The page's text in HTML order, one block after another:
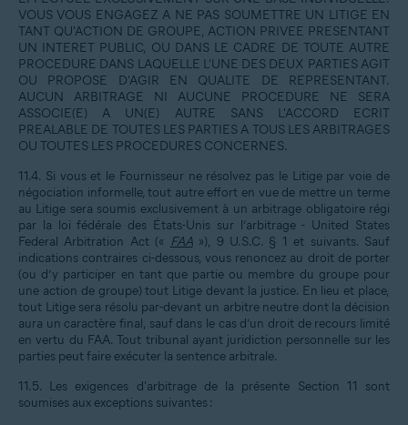
VOUS VOUS ENGAGEZ A NE PAS SOUMETTRE UN LITIGE EN
TANT QU'ACTION DE GROUPE, ACTION PRIVEE PRESENTANT
UN INTERET PUBLIC, OU DANS LE CADRE DE TOUTE AUTRE
PROCEDURE DANS LAQUELLE L'UNE DES DEUX PARTIES AGIT
OU PROPOSE D'AGIR EN QUALITE DE REPRESENTANT.
AUCUN ARBITRAGE NI AUCUNE PROCEDURE NE SERA
ASSOCIE(E) A UN(E) AUTRE SANS L'ACCORD ECRIT
PREALABLE DE TOUTES LES PARTIES A TOUS LES ARBITRAGES
OU TOUTES LES PROCEDURES CONCERNES.
11.4. Si vous et le Fournisseur ne résolvez pas le Litige par voie de
négociation informelle, tout autre effort en vue de mettre un terme
au Litige sera soumis exclusivement à un arbitrage obligatoire régi
par la loi fédérale des États-Unis sur l’arbitrage - United States
Federal Arbitration Act (« FAA»), 9 U.S.C. § 1 et suivants. Sauf
indications contraires ci-dessous, vous renoncez au droit de porter
(ou d’y participer en tant que partie ou membre du groupe pour
une action de groupe) tout Litige devant la justice. En lieu et place,
tout Litige sera résolu par-devant un arbitre neutre dont la décision
aura un caractère final, sauf dans le cas d’un droit de recours limité
en vertu du FAA. Tout tribunal ayant juridiction personnelle sur les
parties peut faire exécuter la sentence arbitrale.
11.5. Les exigences d'arbitrage de la présente Section 11 sont
soumises aux exceptions suivantes :